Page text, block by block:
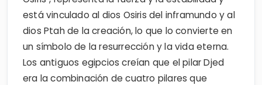
está vinculado al dios Osiris del inframundo y al
dios Ptah de la creación, lo que lo convierte en
un símbolo de la resurrección y la vida eterna.
Los antiguos egipcios creían que el pilar Djed
era la combinación de cuatro pilares que